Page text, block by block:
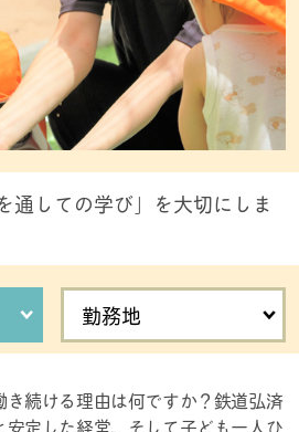
通しての学び」を大切にしま
勤務地
続ける理由は何ですか？鉄道弘済
定した経営、そして子ども一人ひ